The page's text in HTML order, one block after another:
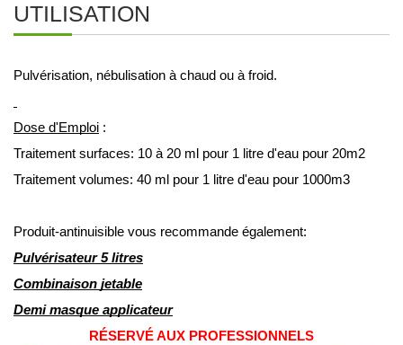
UTILISATION
Pulvérisation, nébulisation à chaud ou à froid.
Dose d'Emploi :
Traitement surfaces: 10 à 20 ml pour 1 litre d'eau pour 20m2
Traitement volumes: 40 ml pour 1 litre d'eau pour 1000m3
Produit-antinuisible vous recommande également:
Pulvérisateur 5 litres
Combinaison jetable
Demi masque applicateur
RÉSERVÉ AUX PROFESSIONNELS